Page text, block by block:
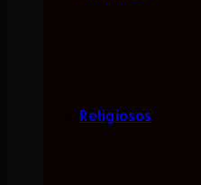
Religiosos